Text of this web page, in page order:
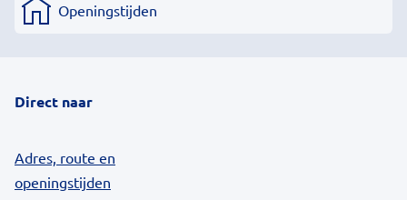
Openingstijden
Direct naar
Adres, route en
openingstijden